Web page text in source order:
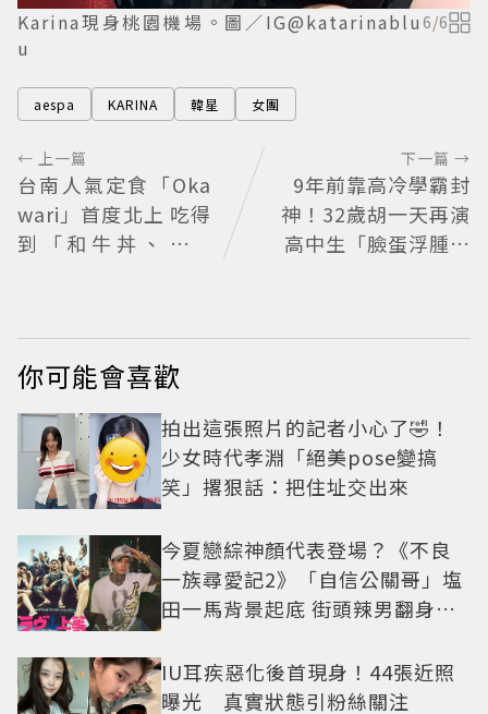
Karina現身桃園機場。圖／IG@katarinablu
u
6/6
aespa KARINA 韓星 女團
← 上一篇
台南人氣定食「Oka
wari」首度北上 吃得
到「和牛丼、牛排
下一篇 →
9年前靠高冷學霸封
神！32歲胡一天再演
高中生「臉蛋浮腫狀
你可能會喜歡
拍出這張照片的記者小心了🤣！
少女時代孝淵「絕美pose變搞
笑」撂狠話：把住址交出來
今夏戀綜神顏代表登場？《不良
一族尋愛記2》「自信公關哥」塩
田一馬背景起底 街頭辣男翻身當
IU耳疾惡化後首現身！44張近照
曝光 真實狀態引粉絲關注